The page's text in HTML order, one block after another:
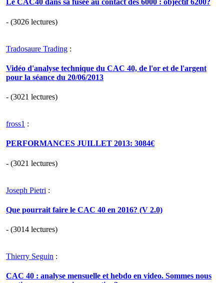
Le CAC40 dans sa fusée au contact des 6000 : objectif 6200?
- (3026 lectures)
Tradosaure Trading :
Vidéo d'analyse technique du CAC 40, de l'or et de l'argent
pour la séance du 20/06/2013
- (3021 lectures)
fross1 :
PERFORMANCES JUILLET 2013: 3084€
- (3021 lectures)
Joseph Pietri :
Que pourrait faire le CAC 40 en 2016? (V 2.0)
- (3014 lectures)
Thierry Seguin :
CAC 40 : analyse mensuelle et hebdo en video. Sommes nous